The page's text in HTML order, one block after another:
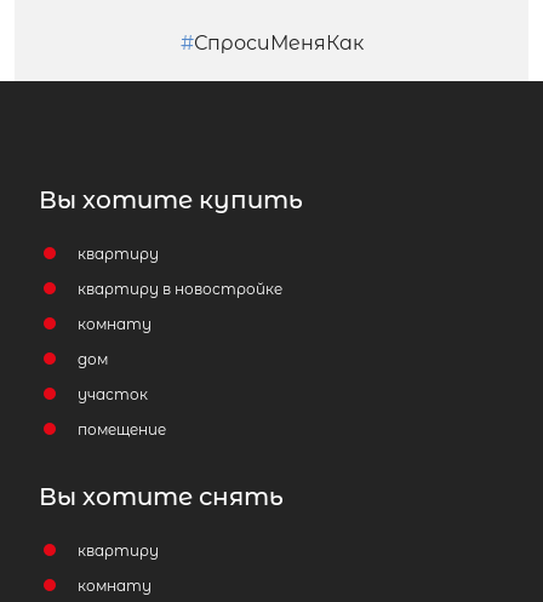
#СпросиМеняКак
Вы хотите купить
квартиру
квартиру в новостройке
комнату
дом
участок
помещение
Вы хотите снять
квартиру
комнату